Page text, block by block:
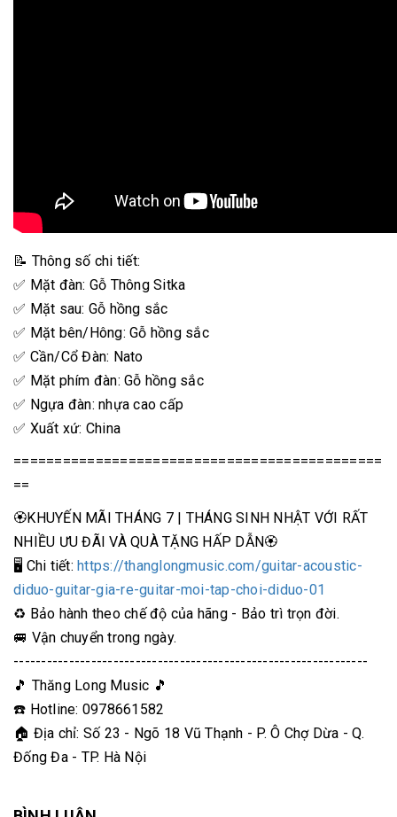
📝 Thông số chi tiết:
✅ Mặt đàn: Gỗ Thông Sitka
✅ Mặt sau: Gỗ hồng sắc
✅ Mặt bên/Hông: Gỗ hồng sắc
✅ Cần/Cổ Đàn: Nato
✅ Mặt phím đàn: Gỗ hồng sắc
✅ Ngựa đàn: nhựa cao cấp
✅ Xuất xứ: China
=============================================
==
🏵KHUYẾN MÃI THÁNG 7 | THÁNG SINH NHẬT VỚI RẤT
NHIỀU ƯU ĐÃI VÀ QUÀ TẶNG HẤP DẪN🏵
🖥 Chi tiết: https://thanglongmusic.com/guitar-acoustic-
diduo-guitar-gia-re-guitar-moi-tap-choi-diduo-01
♻️ Bảo hành theo chế độ của hãng - Bảo trì trọn đời.
🚐 Vận chuyển trong ngày.
----------------------------------------------------------------
🎵 Thăng Long Music 🎵
☎️ Hotline: 0978661582
🏠 Địa chỉ: Số 23 - Ngõ 18 Vũ Thạnh - P. Ô Chợ Dừa - Q.
Đống Đa - TP. Hà Nội